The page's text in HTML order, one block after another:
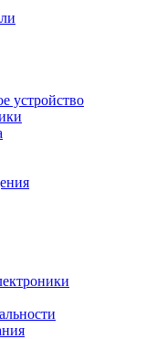
устройство